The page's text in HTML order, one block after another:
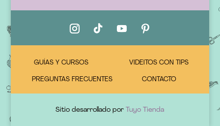
GUÍAS Y CURSOS VIDEITOS CON TIPS
PREGUNTAS FRECUENTES CONTACTO
Sitio desarrollado por Tuyo Tienda